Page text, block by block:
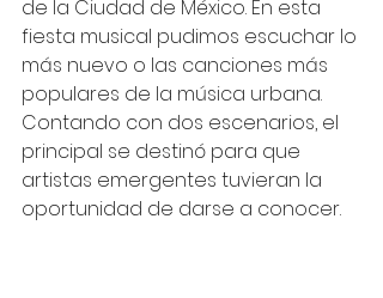
de la Ciudad de México. En esta
fiesta musical pudimos escuchar lo
más nuevo o las canciones más
populares de la música urbana.
Contando con dos escenarios, el
principal se destinó para que
artistas emergentes tuvieran la
oportunidad de darse a conocer.